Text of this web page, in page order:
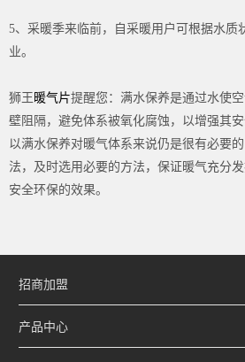
5、采暖季来临前，自采暖用户可根据水质
业。
狮王 暖气片提醒您：满水保养是通过水使
壁阻隔，避免体系被氧化腐蚀，以增强其
以满水保养对暖气体系来说仍是很有必要
法，及时选用必要的方法，保证暖气充分
安全环保的效果。
招商加盟
产品中心